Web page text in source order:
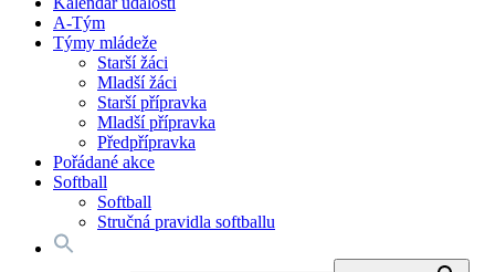
A-Tým
Týmy mládeže
Starší žáci
Mladší žáci
Starší přípravka
Mladší přípravka
Předpřípravka
Pořádané akce
Softball
Softball
Stručná pravidla softballu